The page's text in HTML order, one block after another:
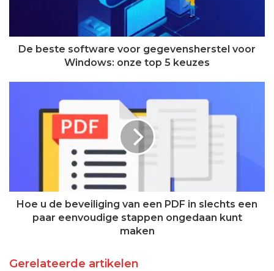
De beste software voor gegevensherstel voor
Windows: onze top 5 keuzes
Hoe u de beveiliging van een PDF in slechts een
paar eenvoudige stappen ongedaan kunt
maken
Gerelateerde artikelen